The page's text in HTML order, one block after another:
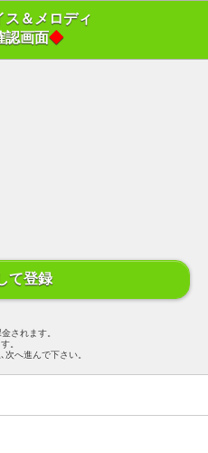
ス＆メロディ
認画面◆
て登録
されます。
。
へ進んで下さい。